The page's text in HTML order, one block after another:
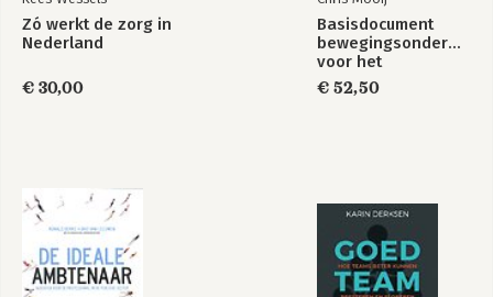
9. ICT Samenwerking Zuidwest Fryslân; synergie door
samenwerking
10. Nog twee enkelvoudige praktijkgevallen; een beknopte
11. Drie niet (meer) operationele praktijkgevallen
Deel 5 - Conclusies en reflectie
Zó werkt de zorg in
Nederland
€ 30,00
Basisdocument
bewegingsonderwijs
voor het
basisonderwijs
€ 52,50